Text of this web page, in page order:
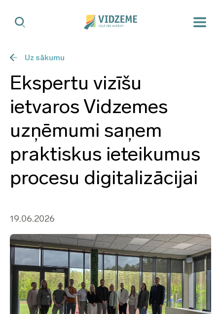
Uz sākumu
Ekspertu vizīšu
ietvaros Vidzemes
uzņēmumi saņem
praktiskus ieteikumus
procesu digitalizācijai
19.06.2026